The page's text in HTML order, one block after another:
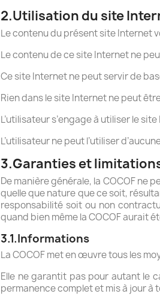
2.Utilisation du site
Le contenu du présent site Internet
Le contenu de ce site Internet ne
Ce site Internet ne peut servir de
Rien dans le site Internet ne peut
L’utilisateur s’engage à utiliser le
L’utilisateur ne peut l’utiliser
3.Garanties et
De manière générale, la COCOF ne
quelle que nature que ce soit,
responsabilité soit ou non
quand bien même la COCOF aurait
3.1.Informations
La COCOF met en œuvre tous les
Elle ne garantit pas pour autant le
permanence complet et mis à jour à